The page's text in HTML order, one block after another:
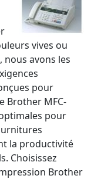
vives ou
avons les
pour
Brother MFC-
pour
la productivité
Choisissez
Brother